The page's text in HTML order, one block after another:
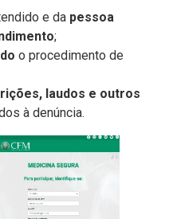
e da pessoa
;
o procedimento de
laudos e outros
à denúncia.